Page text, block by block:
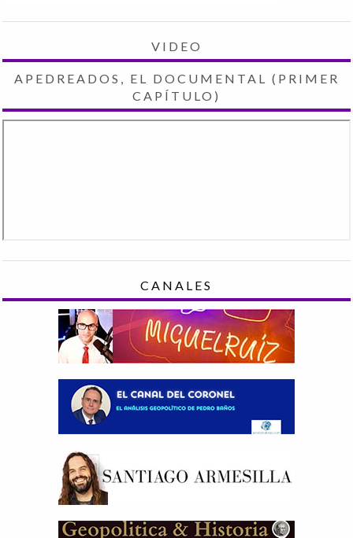
VIDEO
APEDREADOS, EL DOCUMENTAL (PRIMER
CAPÍTULO)
CANALES